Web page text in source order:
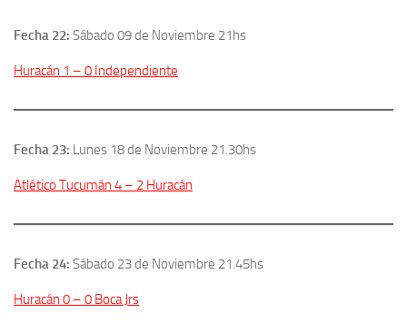
Fecha 22: Sábado 09 de Noviembre 21hs
Huracán 1 – 0 Independiente
Fecha 23: Lunes 18 de Noviembre 21.30hs
Atlético Tucumán 4 – 2 Huracán
Fecha 24: Sábado 23 de Noviembre 21.45hs
Huracán 0 – 0 Boca Jrs